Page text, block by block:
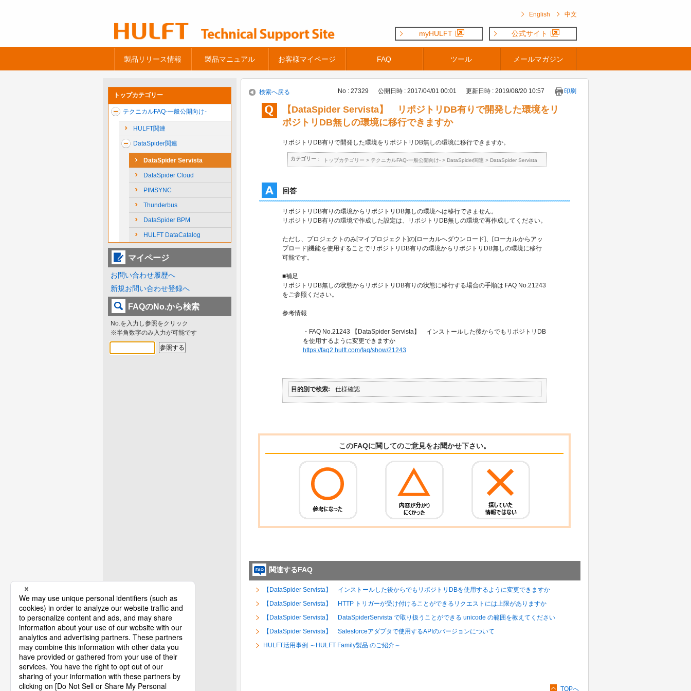
English 中文
製品リリース情報 製品マニュアル お客様マイページ FAQ ツール メールマガジン
myHULFT 公式サイト
トップカテゴリー
テクニカルFAQ-一般公開向け-
HULFT関連
DataSpider関連
DataSpider Servista
DataSpider Cloud
PIMSYNC
Thunderbus
DataSpider BPM
HULFT DataCatalog
マイページ
お問い合わせ履歴へ
新規お問い合わせ登録へ
FAQのNo.から検索
No.を入力し参照をクリック
※半角数字のみ入力が可能です
検索へ戻る No : 27329 公開日時 : 2017/04/01 00:01 更新日時 : 2019/08/20 10:57 印刷
【DataSpider Servista】 リポジトリDB有りで開発した環境をリ
ポジトリDB無しの環境に移行できますか
リポジトリDB有りで開発した環境をリポジトリDB無しの環境に移行できますか。
カテゴリー : トップカテゴリー > テクニカルFAQ-一般公開向け-> DataSpider関連 > DataSpider Servista
回答
リポジトリDB有りの環境からリポジトリDB無しの環境へは移行できません。
リポジトリDB有りの環境で作成した設定は、リポジトリDB無しの環境で再作成してください。
ただし、プロジェクトのみ[マイプロジェクト]の[ローカルへダウンロード]、[ローカルからアッ
プロード]機能を使用することでリポジトリDB有りの環境からリポジトリDB無しの環境に移行
可能です。
■補足
リポジトリDB無しの状態からリポジトリDB有りの状態に移行する場合の手順は FAQ No.21243
をご参照ください。
参考情報
・FAQ No.21243 【DataSpider Servista】 インストールした後からでもリポジトリDB
を使用するように変更できますか
https://faq2.hulft.com/faq/show/21243
目的別で検索 仕様確認
このFAQに関してのご意見をお聞かせ下さい。
関連するFAQ
【DataSpider Servista】 インストールした後からでもリポジトリDBを使用するように変更できますか
【DataSpider Servista】 HTTP トリガーが受け付けることができるリクエストには上限がありますか
【DataSpider Servista】 DataSpiderServista で取り扱うことができる unicode の範囲を教えてください
【DataSpider Servista】 Salesforceアダプタで使用するAPIのバージョンについて
HULFT活用事例 ～HULFT Family製品 のご紹介～
TOPへ